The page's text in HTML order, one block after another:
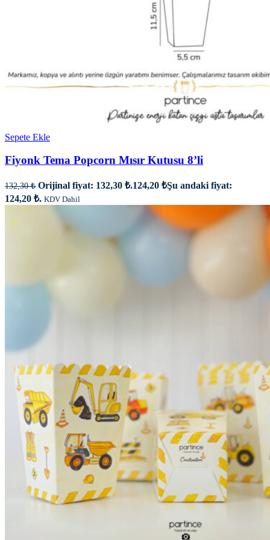
Sepete Ekle
Fiyonk Tema Popcorn Mısır Kutusu 8’li
132,30₺ Orijinal fiyat: 132,30 ₺.124,20 ₺Şu andaki fiyat:
124,20 ₺. KDV Dahil